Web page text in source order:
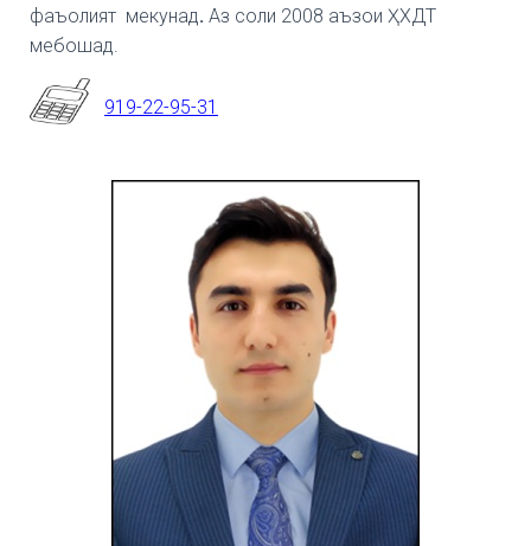
фаъолият мекунад. Аз соли 2008 аъзои ҲХДТ
мебошад.
919-22-95-31